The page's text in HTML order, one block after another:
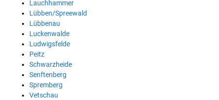
Lauchhammer
Lübben/Spreewald
Lübbenau
Luckenwalde
Ludwigsfelde
Peitz
Schwarzheide
Senftenberg
Spremberg
Vetschau